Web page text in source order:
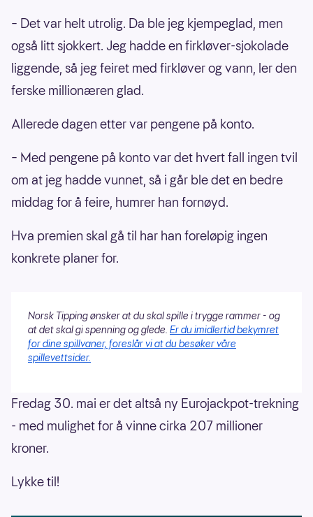
– Det var helt utrolig. Da ble jeg kjempeglad, men
også litt sjokkert. Jeg hadde en firkløver-sjokolade
liggende, så jeg feiret med firkløver og vann, ler den
ferske millionæren glad.
Allerede dagen etter var pengene på konto.
– Med pengene på konto var det hvert fall ingen tvil
om at jeg hadde vunnet, så i går ble det en bedre
middag for å feire, humrer han fornøyd.
Hva premien skal gå til har han foreløpig ingen
konkrete planer for.
Norsk Tipping ønsker at du skal spille i trygge rammer - og
at det skal gi spenning og glede. Er du imidlertid bekymret
for dine spillvaner, foreslår vi at du besøker våre
spillevettsider.
Fredag 30. mai er det altså ny Eurojackpot-trekning
- med mulighet for å vinne cirka 207 millioner
kroner.
Lykke til!